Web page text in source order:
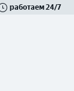
работаем 24/7